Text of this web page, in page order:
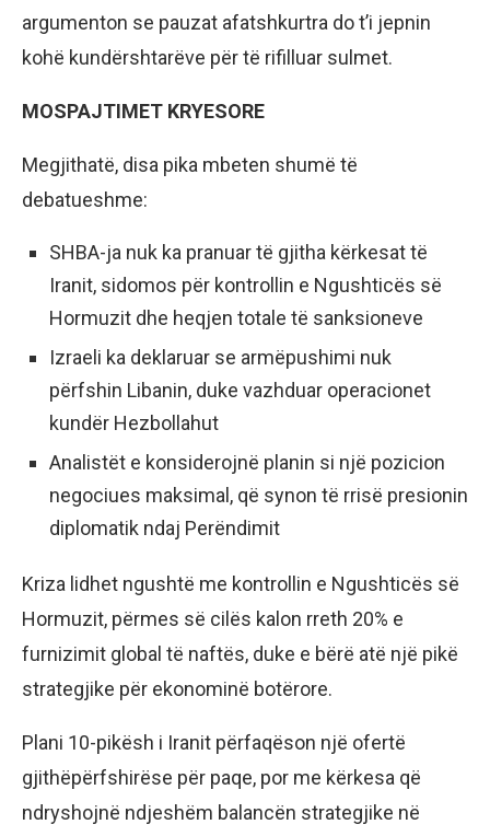
argumenton se pauzat afatshkurtra do t’i jepnin
kohë kundërshtarëve për të rifilluar sulmet.
MOSPAJTIMET KRYESORE
Megjithatë, disa pika mbeten shumë të
debatueshme:
SHBA-ja nuk ka pranuar të gjitha kërkesat të
Iranit, sidomos për kontrollin e Ngushticës së
Hormuzit dhe heqjen totale të sanksioneve
Izraeli ka deklaruar se armëpushimi nuk
përfshin Libanin, duke vazhduar operacionet
kundër Hezbollahut
Analistët e konsiderojnë planin si një pozicion
negociues maksimal, që synon të rrisë presionin
diplomatik ndaj Perëndimit
Kriza lidhet ngushtë me kontrollin e Ngushticës së
Hormuzit, përmes së cilës kalon rreth 20% e
furnizimit global të naftës, duke e bërë atë një pikë
strategjike për ekonominë botërore.
Plani 10-pikësh i Iranit përfaqëson një ofertë
gjithëpërfshirëse për paqe, por me kërkesa që
ndryshojnë ndjeshëm balancën strategjike në